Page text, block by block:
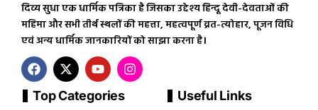
दिव्य सुधा एक धार्मिक पत्रिका है जिसका उद्देश्य हिन्दू देवी-देवताओं की
महिमा और सभी तीर्थ स्थलों की महत्ता, महत्वपूर्ण व्रत-त्योहार, पूजन विधि
एवं अन्य धार्मिक जानकारियों को साझा करना है।
Top Categories Useful Links